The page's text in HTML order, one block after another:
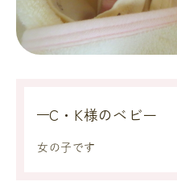
C・K様のベビー
女の子です